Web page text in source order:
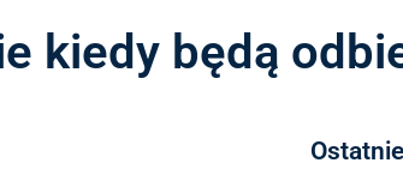
kiedy będą